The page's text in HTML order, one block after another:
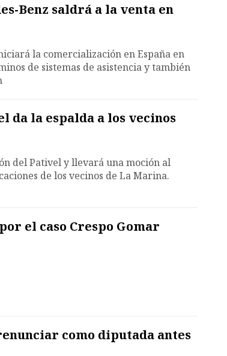
Benz saldrá a la venta en
la comercialización en España en
de sistemas de asistencia y también
da la espalda a los vecinos
del Pativel y llevará una moción al
de los vecinos de La Marina.
el caso Crespo Gomar
como diputada antes